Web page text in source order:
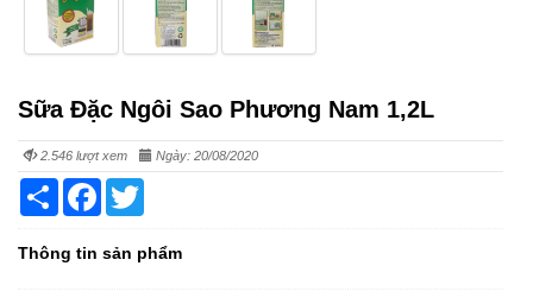
Sữa Đặc Ngôi Sao Phương Nam 1,2L
2.546 lượt xem Ngày: 20/08/2020
Share Facebook
Thông tin sản phẩm